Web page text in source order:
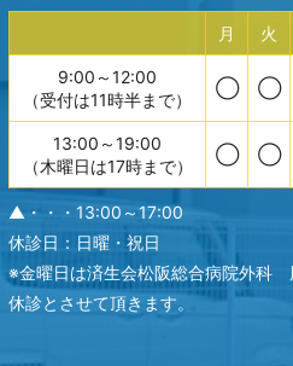
月 火
9:00～12:00
（受付は11時半まで）
◯ ◯
13:00～19:00
（木曜日は17時まで）
◯ ◯
▲・・・13:00～17:00
休診日：日曜・祝日
※金曜日は済生会松阪総合病院外科
休診とさせて頂きます。